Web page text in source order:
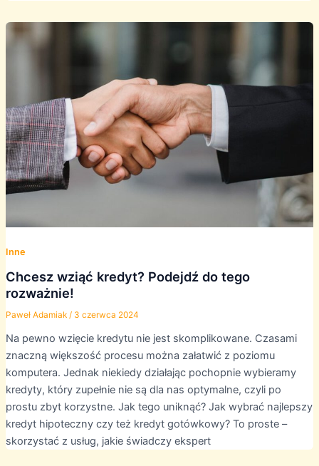
Inne
Chcesz wziąć kredyt? Podejdź do tego
rozważnie!
Paweł Adamiak / 3 czerwca 2024
Na pewno wzięcie kredytu nie jest skomplikowane. Czasami
znaczną większość procesu można załatwić z poziomu
komputera. Jednak niekiedy działając pochopnie wybieramy
kredyty, który zupełnie nie są dla nas optymalne, czyli po
prostu zbyt korzystne. Jak tego uniknąć? Jak wybrać najlepszy
kredyt hipoteczny czy też kredyt gotówkowy? To proste –
skorzystać z usług, jakie świadczy ekspert